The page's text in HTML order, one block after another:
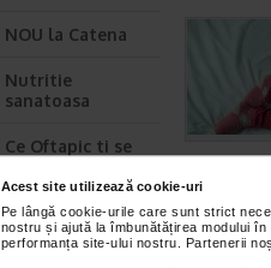
Acest site utilizează cookie-uri
Pe lângă cookie-urile care sunt strict
nostru și ajută la îmbunătățirea modului
performanța site-ului nostru. Partenerii
NOU la Catena
Nutritie
sanatoasa
Ce Oftapic ti se
Adora – Adorabili
din prima clipa